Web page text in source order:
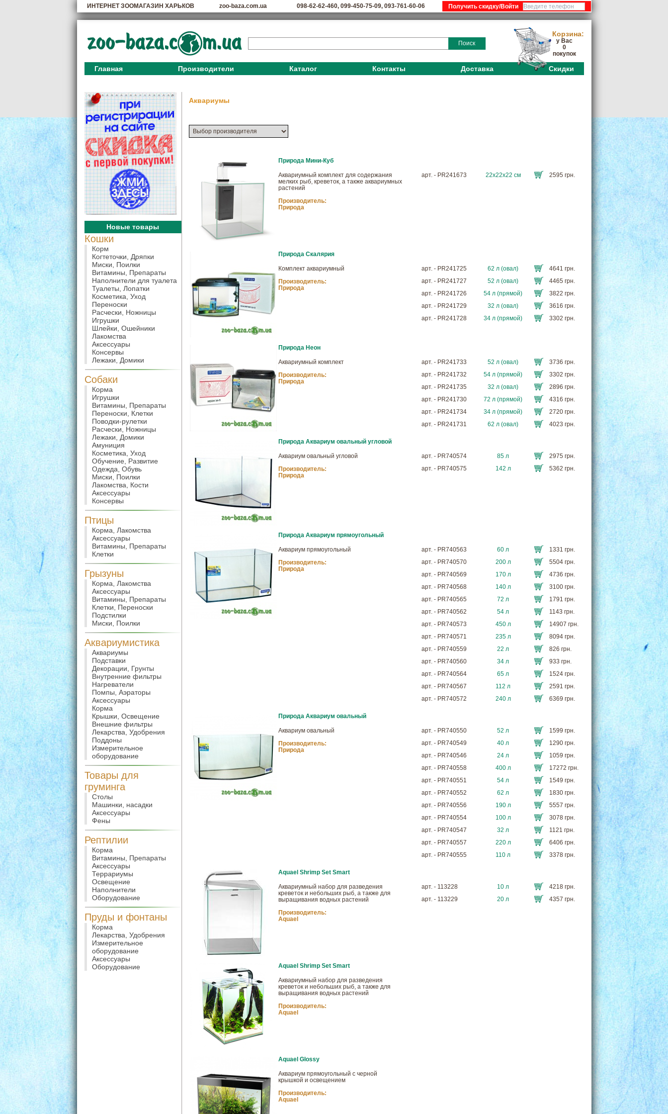
ИНТЕРНЕТ ЗООМАГАЗИН ХАРЬКОВ zoo-baza.com.ua 098-62-62-460, 099-450-75-09, 093-761-60-06 :
Поиск
Корзина:
у Вас
0
покупок
Главная Производители Каталог Контакты Доставка Скидки
Новые товары
Кошки
Корм
Когтеточки, Дряпки
Миски, Поилки
Витамины, Препараты
Наполнители для туалета
Туалеты, Лопатки
Косметика, Уход
Переноски
Расчески, Ножницы
Игрушки
Шлейки, Ошейники
Лакомства
Аксессуары
Консервы
Лежаки, Домики
Собаки
Корма
Игрушки
Витамины, Препараты
Переноски, Клетки
Поводки-рулетки
Расчески, Ножницы
Лежаки, Домики
Амуниция
Косметика, Уход
Обучение, Развитие
Одежда, Обувь
Миски, Поилки
Лакомства, Кости
Аксессуары
Консервы
Птицы
Корма, Лакомства
Аксессуары
Витамины, Препараты
Клетки
Грызуны
Корма, Лакомства
Аксессуары
Витамины, Препараты
Клетки, Переноски
Подстилки
Миски, Поилки
Аквариумистика
Аквариумы
Подставки
Декорации, Грунты
Внутренние фильтры
Нагреватели
Помпы, Аэраторы
Аксессуары
Корма
Крышки, Освещение
Внешние фильтры
Лекарства, Удобрения
Поддоны
Измерительное
оборудование
Товары для
груминга
Столы
Машинки, насадки
Аксессуары
Фены
Рептилии
Корма
Витамины, Препараты
Аксессуары
Террариумы
Освещение
Наполнители
Оборудование
Пруды и фонтаны
Корма
Лекарства, Удобрения
Измерительное
оборудование
Аксессуары
Оборудование
Аквариумы
Природа Мини-Куб
Аквариумный комплект для содержания
мелких рыб, креветок, а также аквариумных
растений
Производитель:
Природа
арт. - PR241673 22х22х22 см 2595 грн.
Природа Скалярия
Комплект аквариумный
Производитель:
Природа
арт. - PR241725 62 л (овал)
4641 грн.
арт. - PR241727
52 л (овал)
4465 грн.
арт. - PR241726
54 л (прямой)
3822 грн.
арт. - PR241729
32 л (овал)
3616 грн.
арт. - PR241728
34 л (прямой) 3302 грн.
Природа Неон
Аквариумный комплект
Производитель:
Природа
арт. - PR241733 52 л (овал)
3736 грн.
арт. - PR241732
54 л (прямой)
3302 грн.
арт. - PR241735
32 л (овал)
2896 грн.
арт. - PR241730
72 л (прямой)
4316 грн.
арт. - PR241734
34 л (прямой)
2720 грн.
арт. - PR241731
62 л (овал) 4023 грн.
Природа Аквариум овальный угловой
Аквариум овальный угловой
Производитель:
Природа
арт. - PR740574 85 л
2975 грн.
арт. - PR740575
142 л 5362 грн.
Природа Аквариум прямоугольный
Аквариум прямоугольный
Производитель:
Природа
арт. - PR740563 60 л
1331 грн.
арт. - PR740570
200 л
5504 грн.
арт. - PR740569
170 л
4736 грн.
арт. - PR740568
140 л
3100 грн.
арт. - PR740565
72 л
1791 грн.
арт. - PR740562
54 л
1143 грн.
арт. - PR740573
450 л
14907 грн.
арт. - PR740571
235 л
8094 грн.
арт. - PR740559
22 л
826 грн.
арт. - PR740560
34 л
933 грн.
арт. - PR740564
65 л
1524 грн.
арт. - PR740567
112 л
2591 грн.
арт. - PR740572
240 л 6369 грн.
Природа Аквариум овальный
Аквариум овальный
Производитель:
Природа
арт. - PR740550 52 л
1599 грн.
арт. - PR740549
40 л
1290 грн.
арт. - PR740546
24 л
1059 грн.
арт. - PR740558
400 л
17272 грн.
арт. - PR740551
54 л
1549 грн.
арт. - PR740552
62 л
1830 грн.
арт. - PR740556
190 л
5557 грн.
арт. - PR740554
100 л
3078 грн.
арт. - PR740547
32 л
1121 грн.
арт. - PR740557
220 л
6406 грн.
арт. - PR740555
110 л 3378 грн.
Aquael Shrimp Set Smart
Аквариумный набор для разведения
креветок и небольших рыб, а также для
выращивания водных растений
Производитель:
Aquael
арт. - 113228 10 л
4218 грн.
арт. - 113229
20 л 4357 грн.
Aquael Shrimp Set Smart
Аквариумный набор для разведения
креветок и небольших рыб, а также для
выращивания водных растений
Производитель:
Aquael
Aquael Glossy
Аквариум прямоугольный с черной
крышкой и освещением
Производитель:
Aquael